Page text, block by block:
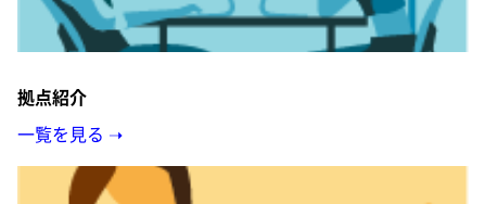
拠点紹介
一覧を見る ➝